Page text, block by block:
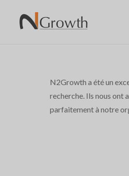
N2Growth a été un
recherche. Ils nous ont
parfaitement à notre